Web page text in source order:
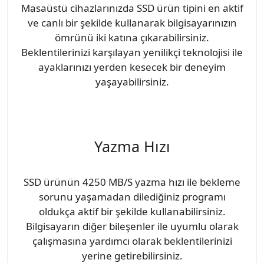
Masaüstü cihazlarınızda SSD ürün tipini en aktif
ve canlı bir şekilde kullanarak bilgisayarınızın
ömrünü iki katına çıkarabilirsiniz.
Beklentilerinizi karşılayan yenilikçi teknolojisi ile
ayaklarınızı yerden kesecek bir deneyim
yaşayabilirsiniz.
Yazma Hızı
SSD ürünün 4250 MB/S yazma hızı ile bekleme
sorunu yaşamadan dilediğiniz programı
oldukça aktif bir şekilde kullanabilirsiniz.
Bilgisayarın diğer bileşenler ile uyumlu olarak
çalışmasına yardımcı olarak beklentilerinizi
yerine getirebilirsiniz.